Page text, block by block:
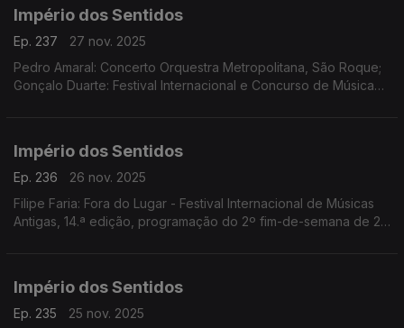
Império dos Sentidos
Ep. 237
27 nov. 2025
Pedro Amaral: Concerto Orquestra Metropolitana, São Roque;
Gonçalo Duarte: Festival Internacional e Concurso de Música
Império dos Sentidos
Ep. 236
26 nov. 2025
Filipe Faria: Fora do Lugar - Festival Internacional de Músicas
Antigas, 14.ª edição, programação do 2º fim-de-semana de 27
Império dos Sentidos
Ep. 235
25 nov. 2025